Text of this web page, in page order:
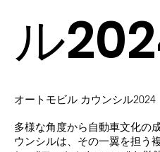
ル
オートモビル カウンシル2024
多様な角度から自動車文化の
ウンシルは、その一翼を担う